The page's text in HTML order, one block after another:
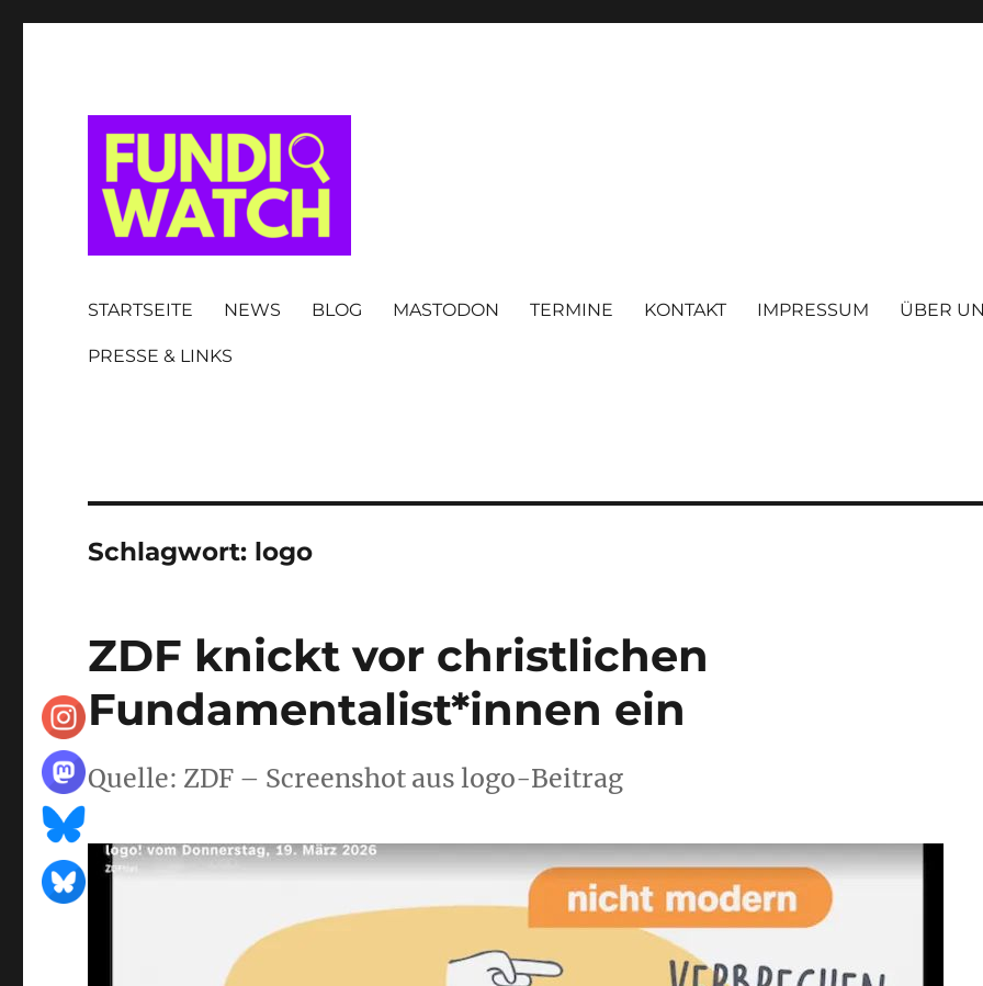
STARTSEITE NEWS BLOG MASTODON TERMINE KONTAKT IMPRESSUM ÜBER
PRESSE & LINKS
Schlagwort: logo
ZDF knickt vor christlichen
Fundamentalist*innen ein
Quelle: ZDF – Screenshot aus logo-Beitrag